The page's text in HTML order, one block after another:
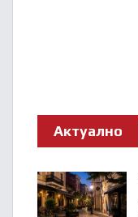
Актуално